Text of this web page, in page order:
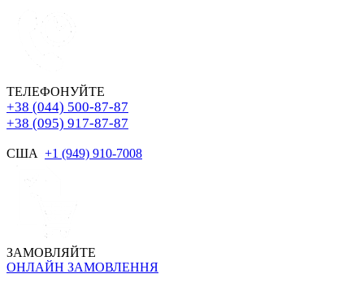
ТЕЛЕФОНУЙТЕ
+38 (044) 500-87-87
+38 (095) 917-87-87
США +1 (949) 910-7008
ЗАМОВЛЯЙТЕ
ОНЛАЙН ЗАМОВЛЕННЯ